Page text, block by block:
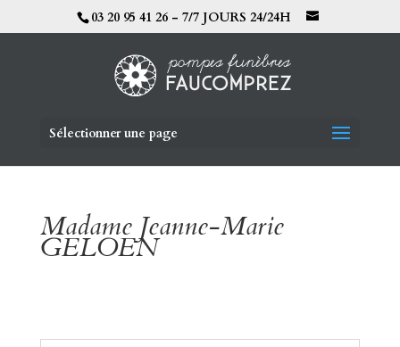
03 20 95 41 26 - 7/7 JOURS 24/24H
Sélectionner une page
Madame Jeanne-Marie
GELOEN